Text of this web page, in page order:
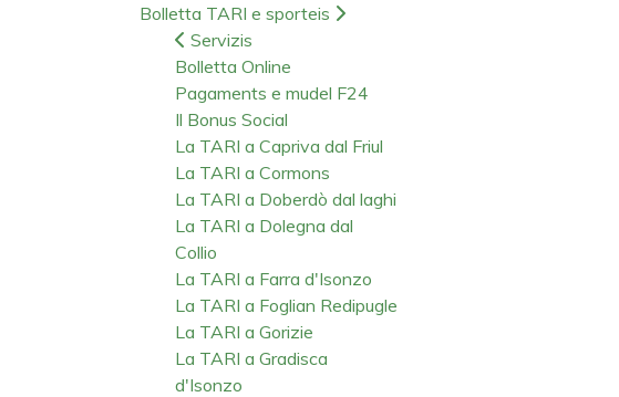
Bolletta TARI e sporteis
Servizis
Bolletta Online
Pagaments e mudel F24
Il Bonus Social
La TARI a Capriva dal Friul
La TARI a Cormons
La TARI a Doberdò dal laghi
La TARI a Dolegna dal
Collio
La TARI a Farra d'Isonzo
La TARI a Foglian Redipugle
La TARI a Gorizie
La TARI a Gradisca
d'Isonzo